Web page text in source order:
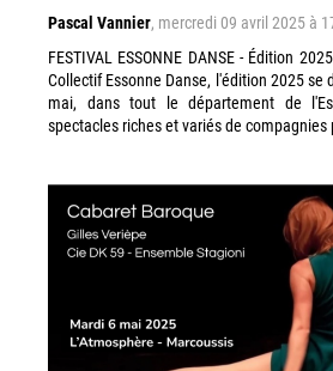
Pascal Vannier, mercredi 09 avril 2025 à
FESTIVAL ESSONNE DANSE - Édition
Collectif Essonne Danse, l'édition 2025 se
mai, dans tout le département de
spectacles riches et variés de